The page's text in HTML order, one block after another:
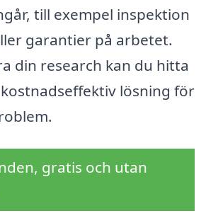
till exempel inspektion
garantier på arbetet.
din research kan du hitta
lösning för
gratis och utan